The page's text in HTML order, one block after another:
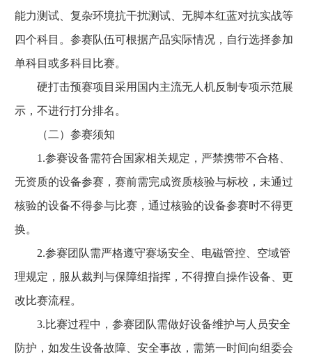
能力测试、复杂环境抗干扰测试、无脚本红蓝对抗实战等
四个科目。参赛队伍可根据产品实际情况，自行选择参加
单科目或多科目比赛。
硬打击预赛项目采用国内主流无人机反制专项示范展
示，不进行打分排名。
（二）参赛须知
1.参赛设备需符合国家相关规定，严禁携带不合格、
无资质的设备参赛，赛前需完成资质核验与标校，未通过
核验的设备不得参与比赛，通过核验的设备参赛时不得更
换。
2.参赛团队需严格遵守赛场安全、电磁管控、空域管
理规定，服从裁判与保障组指挥，不得擅自操作设备、更
改比赛流程。
3.比赛过程中，参赛团队需做好设备维护与人员安全
防护，如发生设备故障、安全事故，需第一时间向组委会